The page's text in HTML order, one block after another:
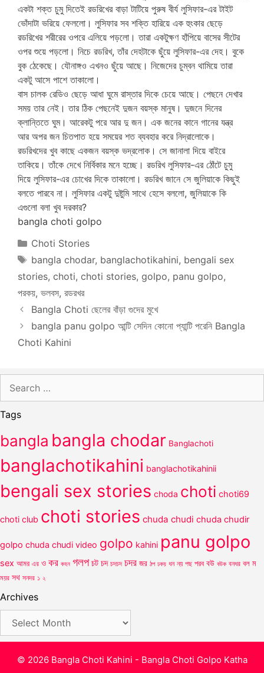
একটা শক্ত চুমু দিতেই রডরিখের বাড়া টাটিয়ে পুরুষ বীর্য লুসিফার-এর টাইট
ভোঁদাটা ভরিয়ে ফেললো। লুসিফার সব শক্তি হারিয়ে এক হুংকার ছেড়ে
রডরিখের শরীরের ওপরে এলিয়ে পড়লো। তারা একটুক্ষণ হাঁপিয়ে বাসের সীটের
ওপর শুয়ে পড়লো। নিচে রডরিখ, তাঁর দেহটাকে ছুঁয়ে লুসিফার-এর দেহ। বুকে
বুক ঠেকেছে। যৌনাঙ্গও এখনও ছুঁয়ে আছে। নিজেদের চুম্বন থামিয়ে তারা
একটু আসে পাশে তাকালো।
বাস চালক রেডিও ছেড়ে আধা ঘুমে রাস্তার দিকে চেয়ে আছে। পেছনে দেখার
সময় তার নেই। তার ঠিক পেছনেই দুজন বয়স্ক মানুষ। দুজনে দিনের
ক্লান্তিতে ঘুম। আরেকটু পরে আর দু জন। এক জনের কানে গানের যন্ত্র
আর অপর জন চিতপাত হয়ে সময়ের শত ব্যবহার করে নিদ্রালোকে।
রডরিখদের খুব কাছে একজন বয়স্ক ভদ্রলোক। সে জানালা দিয়ে বাইরে
তাকিয়ে। তাঁকে দেখে নির্বিকার মনে হচ্ছে। রডরিখ লুসিফার-এর ঠোঁটে চুমু
দিয়ে লুসিফার-এর চোখের দিকে তাকালো। রডরিখ জানে সে জুলিয়াকে কিছুই
বলতে পারবে না। লুসিফার একটু দুষ্টুমি সাথে হেসে বললো, জুলিয়াকে কি
এগুলো বলা খুব দরকার?
bangla choti golpo
Categories
Choti Stories
Tags
bangla chodar, banglachotikahini, bengali sex
stories, choti, choti stories, golpo, panu golpo,
পরকয়, ভলবস, রডরখর
Bangla Choti ছেলের বাঁড়া গুদের মুখে
bangla panu golpo আন্টি সেদিন কোনো প্যান্টি পরেনি Bangla
Choti Kahini
for:
Tags
bangla bangla chodar Banglachoti
banglachotikahini banglachotikahinii
bengali sex stories choda choti choti69
choti club choti stories chuda chudi chuda chudir
golpo chuda chudi video golpo kahini panu golpo
sex আমর এর ও কর কহন গলপ চট চদ চদচদ চদর জর ঠপ ঢকয় ধন নয় পছ পরব বউ বউক বনধর বল ম
ময়র সথ সনদর ১ ২
Archives
© 2026 Bangla Choti Kahini - Bangla Choti Golpo Katha